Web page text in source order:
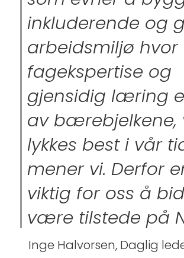
inkluderende og
arbeidsmiljø hvor
fagekspertise og
gjensidig læring
av bærebjelkene,
lykkes best i vår
mener vi. Derfor
viktig for oss å
være tilstede på
Inge Halvorsen, Daglig